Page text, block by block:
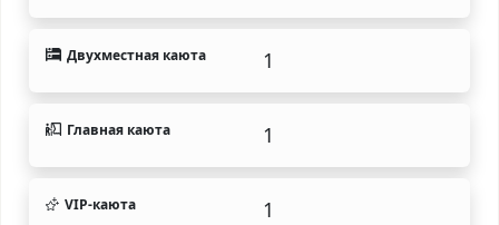
Двухместная каюта 1
Главная каюта 1
VIP-каюта 1